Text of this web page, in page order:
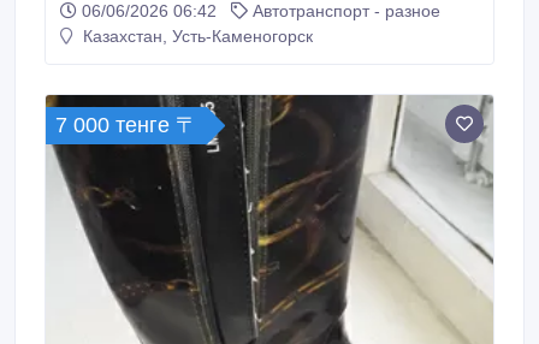
авто постоянный массаж спины. головы Про-во
Россия.
06/06/2026 06:42
Автотранспорт - разное
Казахстан, Усть-Каменогорск
7 000 тенге 〒